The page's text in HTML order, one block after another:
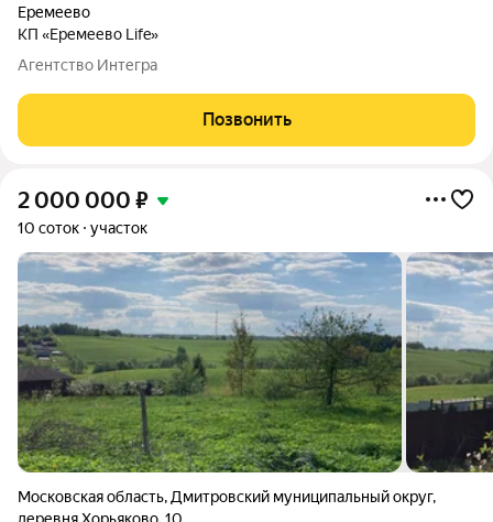
Еремеево
КП «Еремеево Life»
Агентство Интегра
Позвонить
2 000 000 ₽
10 соток участок
Московская область, Дмитровский муниципальный округ,